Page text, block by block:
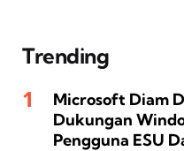
Trending
Microsoft Diam
Dukungan
Pengguna ESU